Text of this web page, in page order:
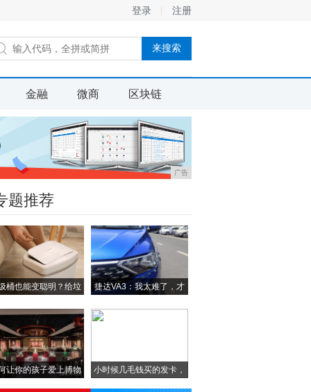
登录 注册
金融 微商 区块链
广告
题推荐
桶也能变聪明？给垃
捷达VA3：我太难了，才
让你的孩子爱上博物
馆
小时候几毛钱买的发卡，
这